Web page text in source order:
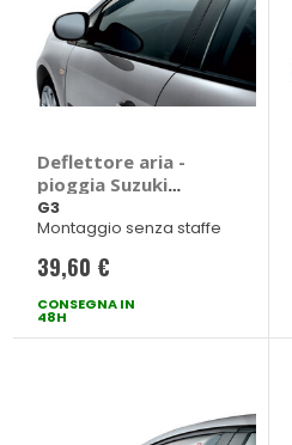
Deflettore aria -
pioggia Suzuki
Swift 2017> - G3
Suzuki Swift 2017 >
5 porte
G3
Montaggio senza staffe
39,60 €
CONSEGNA IN
48H